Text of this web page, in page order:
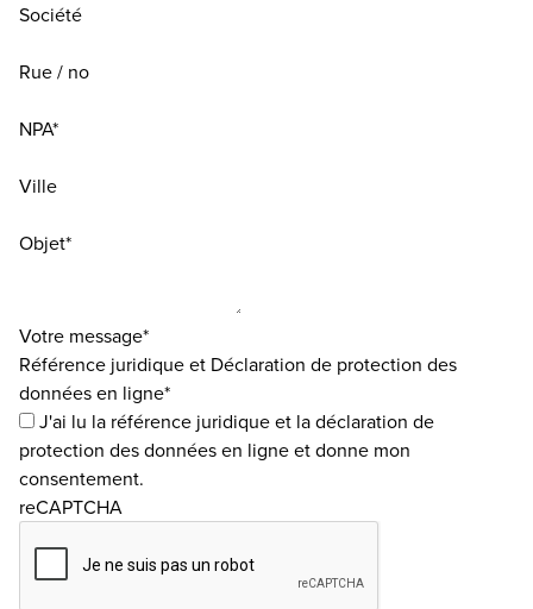
Société
Rue / no
NPA*
Ville
Objet*
Votre message*
Référence juridique et Déclaration de protection des
données en ligne*
J'ai lu la référence juridiqueet ladéclaration de
protection des données en ligneet donne mon
consentement.
reCAPTCHA